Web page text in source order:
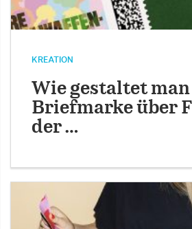
KREATION
Wie gestaltet
Briefmarke über
der …